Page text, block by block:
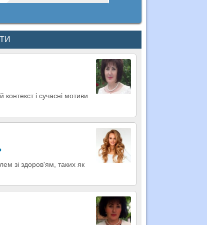
контекст і сучасні мотиви
зі здоров'ям, таких як